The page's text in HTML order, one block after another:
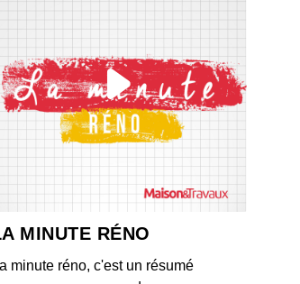
en canicule, les bienfaits des
des signes du cancer du sein
canicule et prévention pour
et alimentation adaptée
gestion de la glycémie, produits
MINUTE RÉNO
minute réno, c'est un résumé